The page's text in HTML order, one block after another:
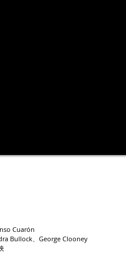
Cuarón
Bullock、George Clooney